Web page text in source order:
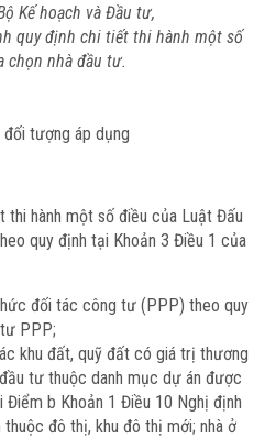
Kế hoạch và Đầu tư,
quy định chi tiết thi hành một số
chọn nhà đầu tư.
tượng áp dụng
thi hành một số điều của Luật Đấu
quy định tại Khoản 3 Điều 1 của
đối tác công tư (PPP) theo quy
PPP;
khu đất, quỹ đất có giá trị thương
tư thuộc danh mục dự án được
b Khoản 1 Điều 10 Nghị định
đô thị, khu đô thị mới; nhà ở